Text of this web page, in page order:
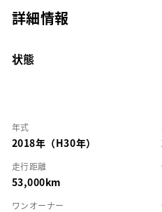
詳細情報
状態
年式
2018年（H30年）
走行距離
53,000km
ワンオーナー